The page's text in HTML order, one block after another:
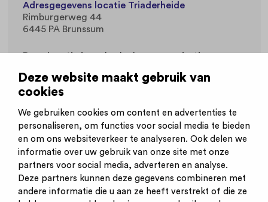
Deze website maakt gebruik van
cookies
We gebruiken cookies om content en advertenties te
personaliseren, om functies voor social media te bieden
en om ons websiteverkeer te analyseren. Ook delen we
informatie over uw gebruik van onze site met onze
partners voor social media, adverteren en analyse.
Deze partners kunnen deze gegevens combineren met
andere informatie die u aan ze heeft verstrekt of die ze
Adresgegevens locatie Triaderheide
Rimburgerweg 44
6445 PA Brunssum
Deze locatie is onderdeel van organisatie
Werkvelden
Geestelijke gezondheidszorg
Inschrijven nieuwsbrief